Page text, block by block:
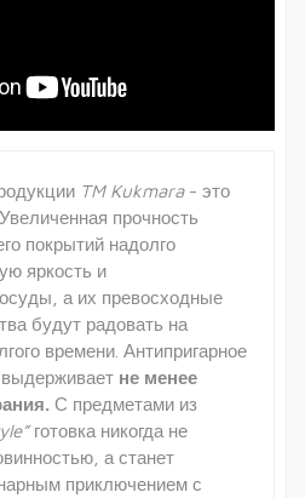
TM Kukmara- это
прочность
покрытий надолго
яркость и
а их превосходные
будут радовать на
времени. Антипригарное
не менее
С предметами из
готовка никогда не
а станет
приключением с